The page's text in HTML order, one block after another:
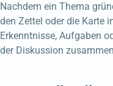
Nachdem ein Thema
den Zettel oder die Karte
Erkenntnisse, Aufgaben
der Diskussion